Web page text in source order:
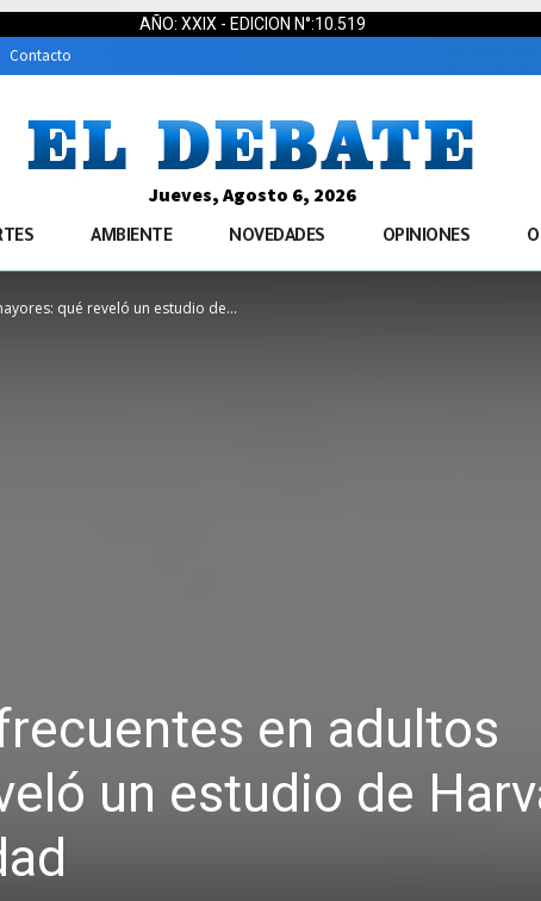
AÑO: XXIX - EDICION N°:10.519
Contacto
Jueves, Agosto 6, 2026
AMBIENTE NOVEDADES OPINIONES
qué reveló un estudio de...
en adultos
un estudio de